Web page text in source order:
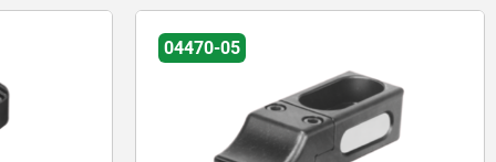
04470-05